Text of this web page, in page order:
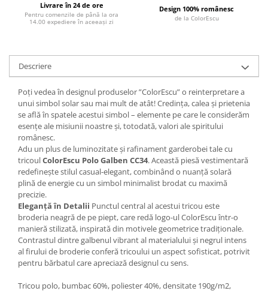
Livrare în 24 de ore
Pentru comenzile de până la ora
14.00 expediere în aceeași zi
Design 100% românesc
de la ColorEscu
Descriere
Poți vedea în designul produselor ”ColorEscu” o reinterpretare a
unui simbol solar sau mai mult de atât! Credinţa, calea şi prietenia
se află în spatele acestui simbol – elemente pe care le considerăm
esenţe ale misiunii noastre şi, totodată, valori ale spiritului
românesc.
Adu un plus de luminozitate și rafinament garderobei tale cu
tricoulColorEscu Polo Galben CC34. Această piesă vestimentară
redefinește stilul casual-elegant, combinând o nuanță solară
plină de energie cu un simbol minimalist brodat cu maximă
precizie.
Eleganță în Detalii Punctul central al acestui tricou este
broderia neagră de pe piept, care redă logo-ul ColorEscu într-o
manieră stilizată, inspirată din motivele geometrice tradiționale.
Contrastul dintre galbenul vibrant al materialului și negrul intens
al firului de broderie conferă tricoului un aspect sofisticat, potrivit
pentru bărbatul care apreciază designul cu sens.
Tricou polo, bumbac 60%, poliester 40%, densitate 190g/m2,